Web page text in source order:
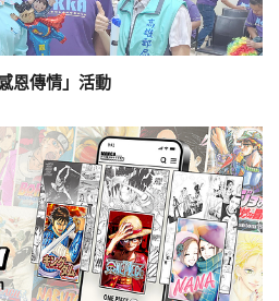
恩傳情」活動